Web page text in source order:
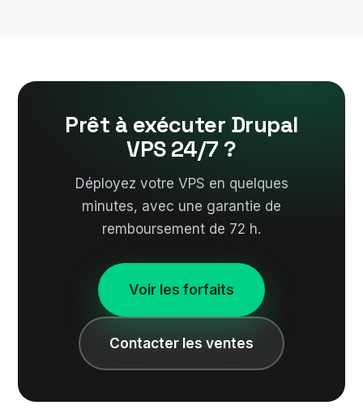
Prêt à exécuter Drupal
VPS 24/7 ?
Déployez votre VPS en quelques
minutes, avec une garantie de
remboursement de 72 h.
Voir les forfaits
Contacter les ventes